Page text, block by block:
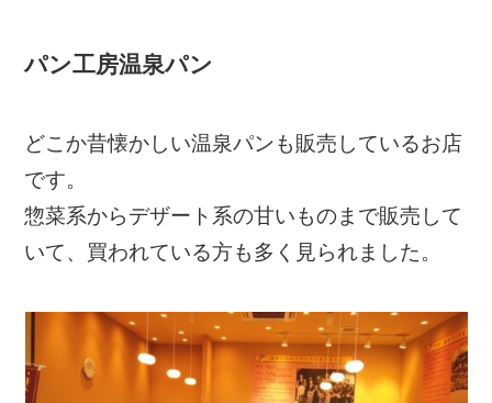
パン工房温泉パン
どこか昔懐かしい温泉パンも販売しているお店
です。
惣菜系からデザート系の甘いものまで販売して
いて、買われている方も多く見られました。